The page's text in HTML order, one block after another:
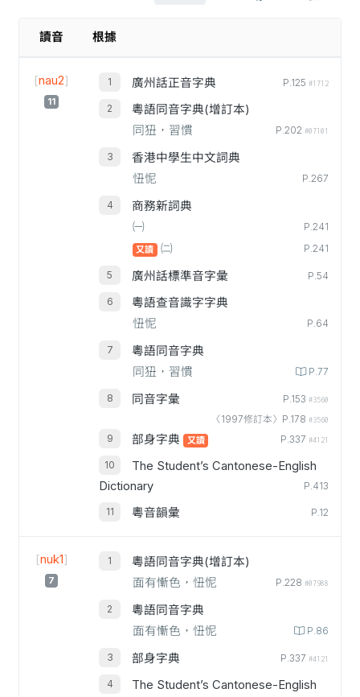
讀音 根據
[nau2]
11
廣州話正音字典 P.125 #1712
粵語同音字典(增訂本)
同狃，習慣
P.202 #07101
香港中學生中文詞典
忸怩
P.267
商務新詞典
㈠
P.241
又讀
㈡ P.241
廣州話標準音字彙 P.54
粵語查音識字字典
忸怩
P.64
粵語同音字典
同狃，習慣
P.77
同音字彙 P.153 #3560
〈1997修訂本〉P.178 #3560
部身字典 又讀 P.337 #4121
The Student’s Cantonese-English
Dictionary
P.413
粵音韻彙 P.12
[nuk1]
7
粵語同音字典(增訂本)
面有慚色，忸怩
P.228 #07988
粵語同音字典
面有慚色，忸怩
P.86
部身字典 P.337 #4121
The Student’s Cantonese-English